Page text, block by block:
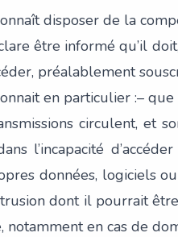
disposer de la
être informé qu’il
préalablement
en particulier :–
circulent, et
l’incapacité
données, logiciels
dont il pourrait
notamment en cas de